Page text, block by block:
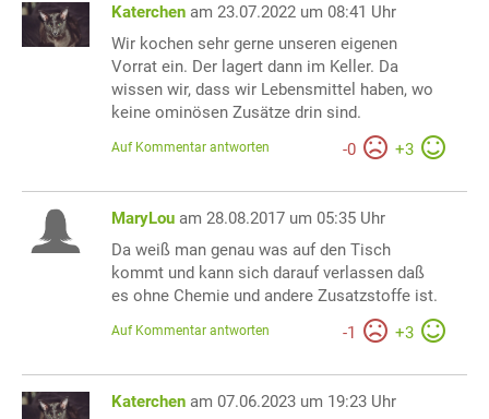
Katerchen am 23.07.2022 um 08:41 Uhr
Wir kochen sehr gerne unseren eigenen
Vorrat ein. Der lagert dann im Keller. Da
wissen wir, dass wir Lebensmittel haben, wo
keine ominösen Zusätze drin sind.
-0 +3
Auf Kommentar antworten
MaryLou am 28.08.2017 um 05:35 Uhr
Da weiß man genau was auf den Tisch
kommt und kann sich darauf verlassen daß
es ohne Chemie und andere Zusatzstoffe ist.
-1 +3
Auf Kommentar antworten
Katerchen am 07.06.2023 um 19:23 Uhr